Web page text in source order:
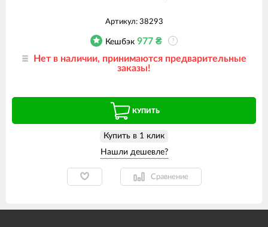
Артикул: 38293
Кешбэк 977 ₴ ?
Нет в наличии, принимаются предварительные
заказы!
КУПИТЬ
Купить в 1 клик
Сравнение